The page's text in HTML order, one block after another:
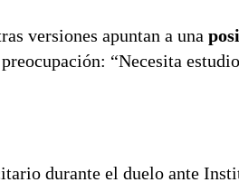
versiones apuntan a una
“Necesita
durante el duelo ante